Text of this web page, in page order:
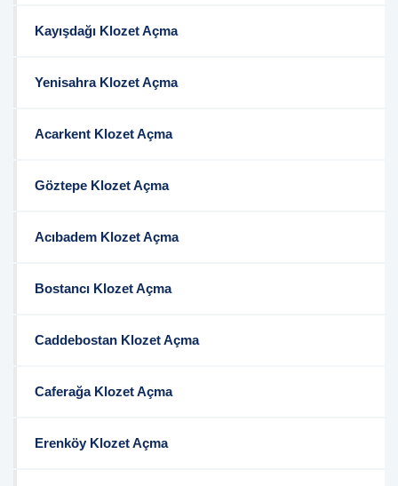
Kayışdağı Klozet Açma
Yenisahra Klozet Açma
Acarkent Klozet Açma
Göztepe Klozet Açma
Acıbadem Klozet Açma
Bostancı Klozet Açma
Caddebostan Klozet Açma
Caferağa Klozet Açma
Erenköy Klozet Açma